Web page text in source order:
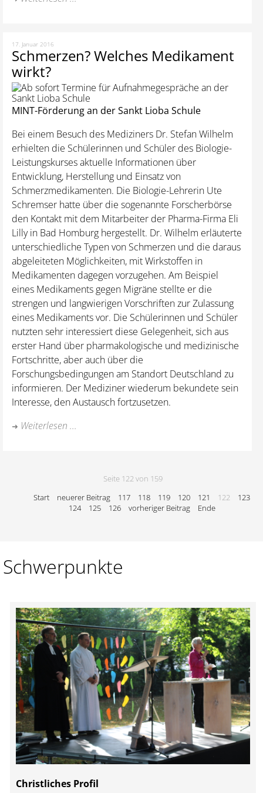
17. Januar 2016
Schmerzen? Welches Medikament
wirkt?
MINT-Förderung an der Sankt Lioba Schule
Bei einem Besuch des Mediziners Dr. Stefan Wilhelm
erhielten die Schülerinnen und Schüler des Biologie-
Leistungskurses aktuelle Informationen über
Entwicklung, Herstellung und Einsatz von
Schmerzmedikamenten. Die Biologie-Lehrerin Ute
Schremser hatte über die sogenannte Forscherbörse
den Kontakt mit dem Mitarbeiter der Pharma-Firma Eli
Lilly in Bad Homburg hergestellt. Dr. Wilhelm erläuterte
unterschiedliche Typen von Schmerzen und die daraus
abgeleiteten Möglichkeiten, mit Wirkstoffen in
Medikamenten dagegen vorzugehen. Am Beispiel
eines Medikaments gegen Migräne stellte er die
strengen und langwierigen Vorschriften zur Zulassung
eines Medikaments vor. Die Schülerinnen und Schüler
nutzten sehr interessiert diese Gelegenheit, sich aus
erster Hand über pharmakologische und medizinische
Fortschritte, aber auch über die
Forschungsbedingungen am Standort Deutschland zu
informieren. Der Mediziner wiederum bekundete sein
Interesse, den Austausch fortzusetzen.
Weiterlesen ...
Seite 122 von 159
Start
neuerer Beitrag 117 118 119 120 121 122
123
124
125 126 vorheriger Beitrag Ende
Schwerpunkte
Christliches Profil